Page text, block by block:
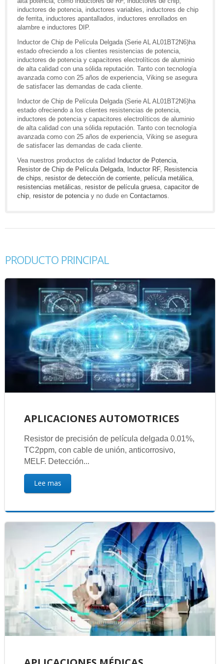
inductores de potencia, inductores variables, inductores de chip
de ferrita, inductores apantallados, inductores enrollados en
alambre e inductores DIP.
Inductor de Chip de Película Delgada (Serie AL AL01BT2N6)ha
estado ofreciendo a los clientes resistencias de potencia,
inductores de potencia y capacitores electrolíticos de aluminio
de alta calidad con una sólida reputación. Tanto con tecnología
avanzada como con 25 años de experiencia, Viking se asegura
de satisfacer las demandas de cada cliente.
Inductor de Chip de Película Delgada (Serie AL AL01BT2N6)ha
estado ofreciendo a los clientes resistencias de potencia,
inductores de potencia y capacitores electrolíticos de aluminio
de alta calidad con una sólida reputación. Tanto con tecnología
avanzada como con 25 años de experiencia, Viking se asegura
de satisfacer las demandas de cada cliente.
Vea nuestros productos de calidad
Inductor de Potencia,
Resistor de Chip de Película Delgada, Inductor RF, Resistencia
de chips, resistor de detección de corriente, película metálica,
resistencias metálicas, resistor de película gruesa, capacitor de
chip, resistor de potenciay no dude en Contactarnos.
PRODUCTO PRINCIPAL
APLICACIONES AUTOMOTRICES
Resistor de precisión de película delgada 0.01%,
TC2ppm, con cable de unión, anticorrosivo,
MELF. Detección...
Lee mas